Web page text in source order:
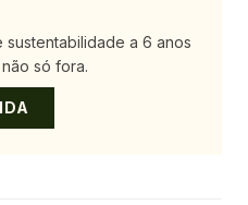
sustentabilidade a 6 anos
só fora.